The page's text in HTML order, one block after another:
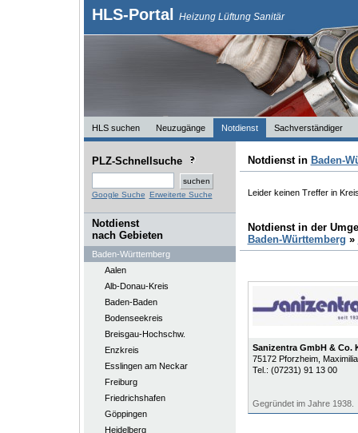
HLS-Portal Heizung Lüftung Sanitär
HLS suchen Neuzugänge Notdienst Sachverständiger
PLZ-Schnellsuche
Google Suche Erweiterte Suche
Notdienst
nach Gebieten
Baden-Württemberg
Aalen
Alb-Donau-Kreis
Baden-Baden
Bodenseekreis
Breisgau-Hochschw.
Enzkreis
Esslingen am Neckar
Freiburg
Friedrichshafen
Göppingen
Heidelberg
Notdienst in Baden-
Leider keinen Treffer in
Notdienst in der
Baden-Württemberg »
Sanizentra GmbH & Co.
75172 Pforzheim,
Tel.: (07231) 91 13 00
Gegründet im Jahre 1938.